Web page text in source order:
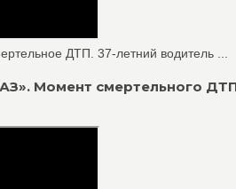
ДТП. 37-летний водитель ...
Момент смертельного